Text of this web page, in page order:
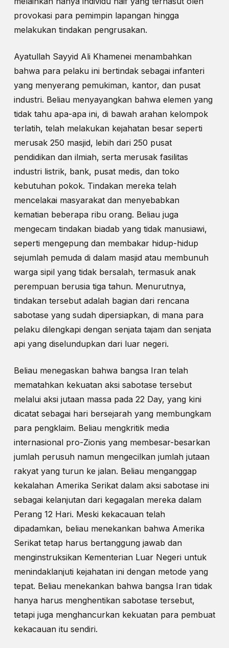
provokasi para pemimpin lapangan hingga
melakukan tindakan pengrusakan.
Ayatullah Sayyid Ali Khamenei menambahkan
bahwa para pelaku ini bertindak sebagai infanteri
yang menyerang pemukiman, kantor, dan pusat
industri. Beliau menyayangkan bahwa elemen yang
tidak tahu apa-apa ini, di bawah arahan kelompok
terlatih, telah melakukan kejahatan besar seperti
merusak 250 masjid, lebih dari 250 pusat
pendidikan dan ilmiah, serta merusak fasilitas
industri listrik, bank, pusat medis, dan toko
kebutuhan pokok. Tindakan mereka telah
mencelakai masyarakat dan menyebabkan
kematian beberapa ribu orang. Beliau juga
mengecam tindakan biadab yang tidak manusiawi,
seperti mengepung dan membakar hidup-hidup
sejumlah pemuda di dalam masjid atau membunuh
warga sipil yang tidak bersalah, termasuk anak
perempuan berusia tiga tahun. Menurutnya,
tindakan tersebut adalah bagian dari rencana
sabotase yang sudah dipersiapkan, di mana para
pelaku dilengkapi dengan senjata tajam dan senjata
api yang diselundupkan dari luar negeri.
Beliau menegaskan bahwa bangsa Iran telah
mematahkan kekuatan aksi sabotase tersebut
melalui aksi jutaan massa pada 22 Day, yang kini
dicatat sebagai hari bersejarah yang membungkam
para pengklaim. Beliau mengkritik media
internasional pro-Zionis yang membesar-besarkan
jumlah perusuh namun mengecilkan jumlah jutaan
rakyat yang turun ke jalan. Beliau menganggap
kekalahan Amerika Serikat dalam aksi sabotase ini
sebagai kelanjutan dari kegagalan mereka dalam
Perang 12 Hari. Meski kekacauan telah
dipadamkan, beliau menekankan bahwa Amerika
Serikat tetap harus bertanggung jawab dan
menginstruksikan Kementerian Luar Negeri untuk
menindaklanjuti kejahatan ini dengan metode yang
tepat. Beliau menekankan bahwa bangsa Iran tidak
hanya harus menghentikan sabotase tersebut,
tetapi juga menghancurkan kekuatan para pembuat
kekacauan itu sendiri.